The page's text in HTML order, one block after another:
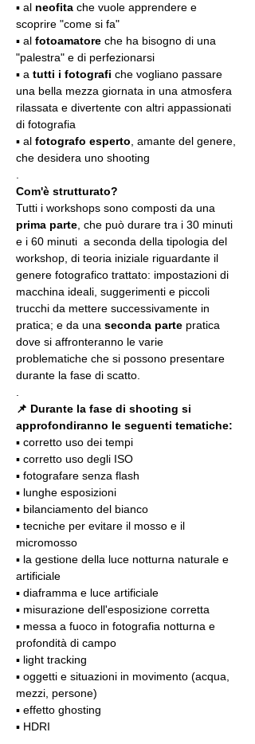
▪️ al neofita che vuole apprendere e
scoprire "come si fa"
▪️ al fotoamatore che ha bisogno di una
"palestra" e di perfezionarsi
▪️ a tutti i fotografi che vogliano passare
una bella mezza giornata in una atmosfera
rilassata e divertente con altri appassionati
di fotografia
▪️ al fotografo esperto , amante del genere,
che desidera uno shooting
Com'è strutturato?
Tutti i workshops sono composti da una
prima parte , che può durare tra i 30 minuti
e i 60 minuti  a seconda della tipologia del
workshop, di teoria iniziale riguardante il
genere fotografico trattato: impostazioni di
macchina ideali, suggerimenti e piccoli
trucchi da mettere successivamente in
pratica; e da una seconda parte pratica
dove si affronteranno le varie
problematiche che si possono presentare
durante la fase di scatto.
📌 Durante la fase di shooting si
approfondiranno le seguenti tematiche:
▪️ corretto uso dei tempi
▪️ corretto uso degli ISO
▪️ fotografare senza flash
▪️ lunghe esposizioni
▪️ bilanciamento del bianco
▪️ tecniche per evitare il mosso e il
micromosso
▪️ la gestione della luce notturna naturale e
artificiale
▪️ diaframma e luce artificiale
▪️ misurazione dell'esposizione corretta
▪️ messa a fuoco in fotografia notturna e
profondità di campo
▪️ light tracking
▪️ oggetti e situazioni in movimento (acqua,
mezzi, persone)
▪️ effetto ghosting
▪️ HDRI